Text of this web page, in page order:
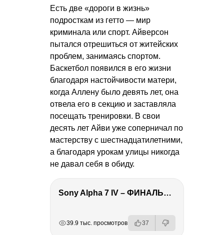
Есть две «дороги в жизнь»
подросткам из гетто — мир
криминала или спорт. Айверсон
пытался отрешиться от житейских
проблем, занимаясь спортом.
Баскетбол появился в его жизни
благодаря настойчивости матери,
когда Аллену было девять лет, она
отвела его в секцию и заставляла
посещать тренировки. В свои
десять лет Айви уже соперничал по
мастерству с шестнадцатилетними,
а благодаря урокам улицы никогда
не давал себя в обиду.
Sony Alpha 7 IV – ФИНАЛЬНЫЙ ОБЗОР
39.9 тыс. просмотров 37